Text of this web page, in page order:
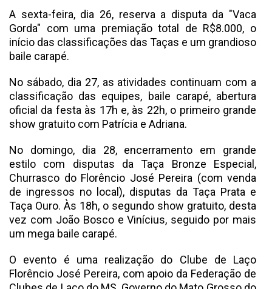
A sexta-feira, dia 26, reserva a disputa da "Vaca
Gorda" com uma premiação total de R$8.000, o
início das classificações das Taças e um grandioso
baile carapé.
No sábado, dia 27, as atividades continuam com a
classificação das equipes, baile carapé, abertura
oficial da festa às 17h e, às 22h, o primeiro grande
show gratuito com Patrícia e Adriana.
No domingo, dia 28, encerramento em grande
estilo com disputas da Taça Bronze Especial,
Churrasco do Florêncio José Pereira (com venda
de ingressos no local), disputas da Taça Prata e
Taça Ouro. Às 18h, o segundo show gratuito, desta
vez com João Bosco e Vinícius, seguido por mais
um mega baile carapé.
O evento é uma realização do Clube de Laço
Florêncio José Pereira, com apoio da Federação de